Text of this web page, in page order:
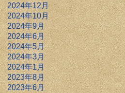
2024年12月
2024年10月
2024年9月
2024年6月
2024年5月
2024年3月
2024年1月
2023年8月
2023年6月